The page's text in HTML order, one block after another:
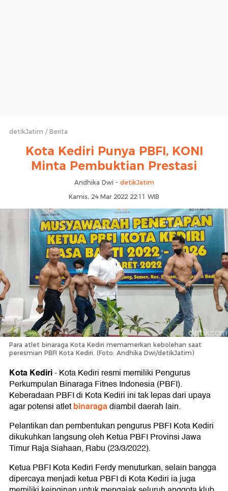
detikJatim Berita
Kota Kediri Punya PBFI, KONI
Minta Pembuktian Prestasi
Andhika Dwi - detikJatim
Kamis, 24 Mar 2022 22:11 WIB
Para atlet binaraga Kota Kediri memamerkan kebolehan saat
peresmian PBFI Kota Kediri. (Foto: Andhika Dwi/detikJatim)
Kota Kediri-Kota Kediri resmi memiliki Pengurus
Perkumpulan Binaraga Fitnes Indonesia (PBFI).
Keberadaan PBFI di Kota Kediri ini tak lepas dari upaya
agar potensi atletbinaragadiambil daerah lain.
Pelantikan dan pembentukan pengurus PBFI Kota Kediri
dikukuhkan langsung oleh Ketua PBFI Provinsi Jawa
Timur Raja Siahaan, Rabu (23/3/2022).
Ketua PBFI Kota Kediri Ferdy menuturkan, selain bangga
dipercaya menjadi ketua PBFI di Kota Kediri ia juga